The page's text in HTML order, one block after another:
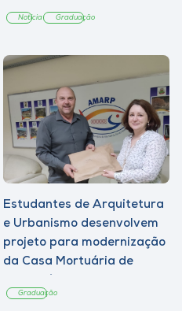
Notícia Graduação
Estudantes de Arquitetura
e Urbanismo desenvolvem
projeto para modernização
da Casa Mortuária de
Graduação